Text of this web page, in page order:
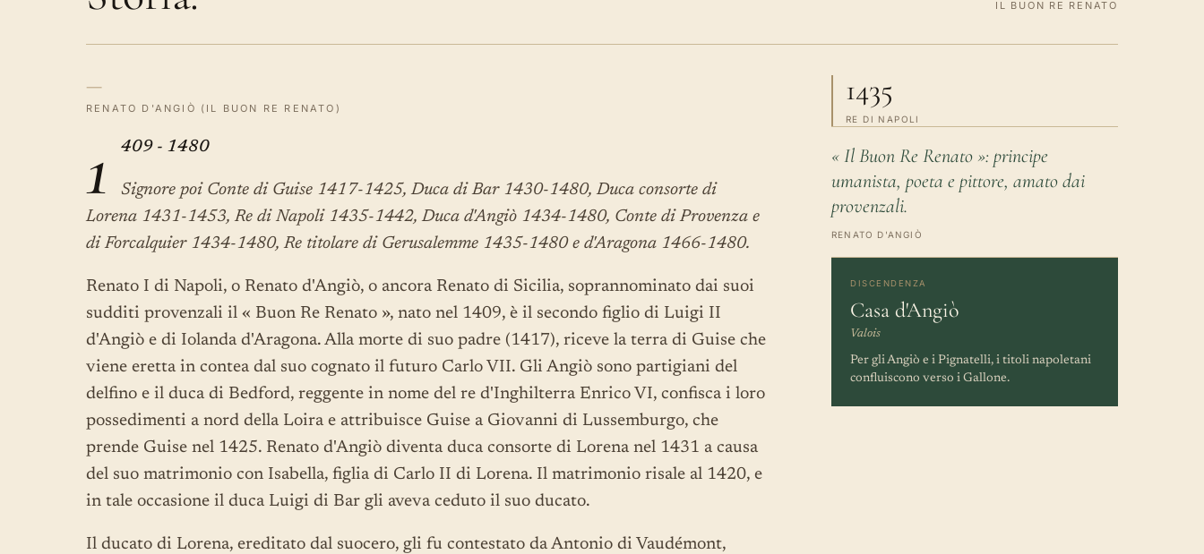
IL BUON RE RENATO
—
RENATO D'ANGIÒ (IL BUON RE RENATO)
1 409 - 1480
Signore poi Conte di Guise 1417-1425, Duca di Bar 1430-1480, Duca consorte di
Lorena 1431-1453, Re di Napoli 1435-1442, Duca d'Angiò 1434-1480, Conte di Provenza e
di Forcalquier 1434-1480, Re titolare di Gerusalemme 1435-1480 e d'Aragona 1466-1480.
Renato I di Napoli, o Renato d'Angiò, o ancora Renato di Sicilia, soprannominato dai suoi
sudditi provenzali il « Buon Re Renato », nato nel 1409, è il secondo figlio di Luigi II
d'Angiò e di Iolanda d'Aragona. Alla morte di suo padre (1417), riceve la terra di Guise che
viene eretta in contea dal suo cognato il futuro Carlo VII. Gli Angiò sono partigiani del
delfino e il duca di Bedford, reggente in nome del re d'Inghilterra Enrico VI, confisca i loro
possedimenti a nord della Loira e attribuisce Guise a Giovanni di Lussemburgo, che
prende Guise nel 1425. Renato d'Angiò diventa duca consorte di Lorena nel 1431 a causa
del suo matrimonio con Isabella, figlia di Carlo II di Lorena. Il matrimonio risale al 1420, e
in tale occasione il duca Luigi di Bar gli aveva ceduto il suo ducato.
Il ducato di Lorena, ereditato dal suocero, gli fu contestato da Antonio di Vaudémont,
1435
RE DI NAPOLI
« Il Buon Re Renato »: principe
umanista, poeta e pittore, amato dai
provenzali.
RENATO D'ANGIÒ
DISCENDENZA
Casa d'Angiò
Valois
Per gli Angiò e i Pignatelli, i titoli napoletani
confluiscono verso i Gallone.